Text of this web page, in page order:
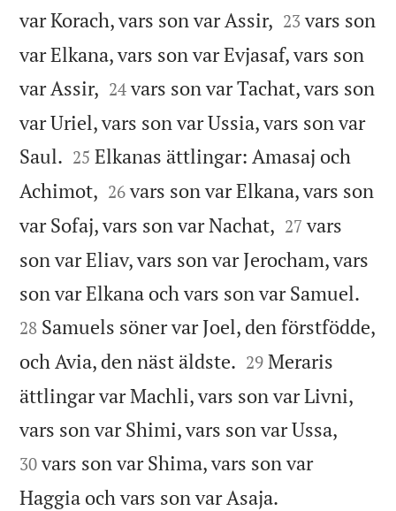
var Korach, vars son var Assir, 

23 vars son
var Elkana, vars son var Evjasaf, vars son
var Assir, 

24 vars son var Tachat, vars son
var Uriel, vars son var Ussia, vars son var
Saul. 

25 Elkanas ättlingar: Amasaj och
Achimot, 

26 vars son var Elkana, vars son
var Sofaj, vars son var Nachat, 

27 vars
son var Eliav, vars son var Jerocham, vars
son var Elkana och vars son var Samuel.
28 Samuels söner var Joel, den förstfödde,
och Avia, den näst äldste. 

29 Meraris
ättlingar var Machli, vars son var Livni,
vars son var Shimi, vars son var Ussa,
30 vars son var Shima, vars son var
Haggia och vars son var Asaja.